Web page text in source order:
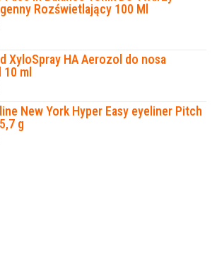
Rozświetlający 100 Ml
XyloSpray HA Aerozol do nosa
10 ml
New York Hyper Easy eyeliner Pitch
g